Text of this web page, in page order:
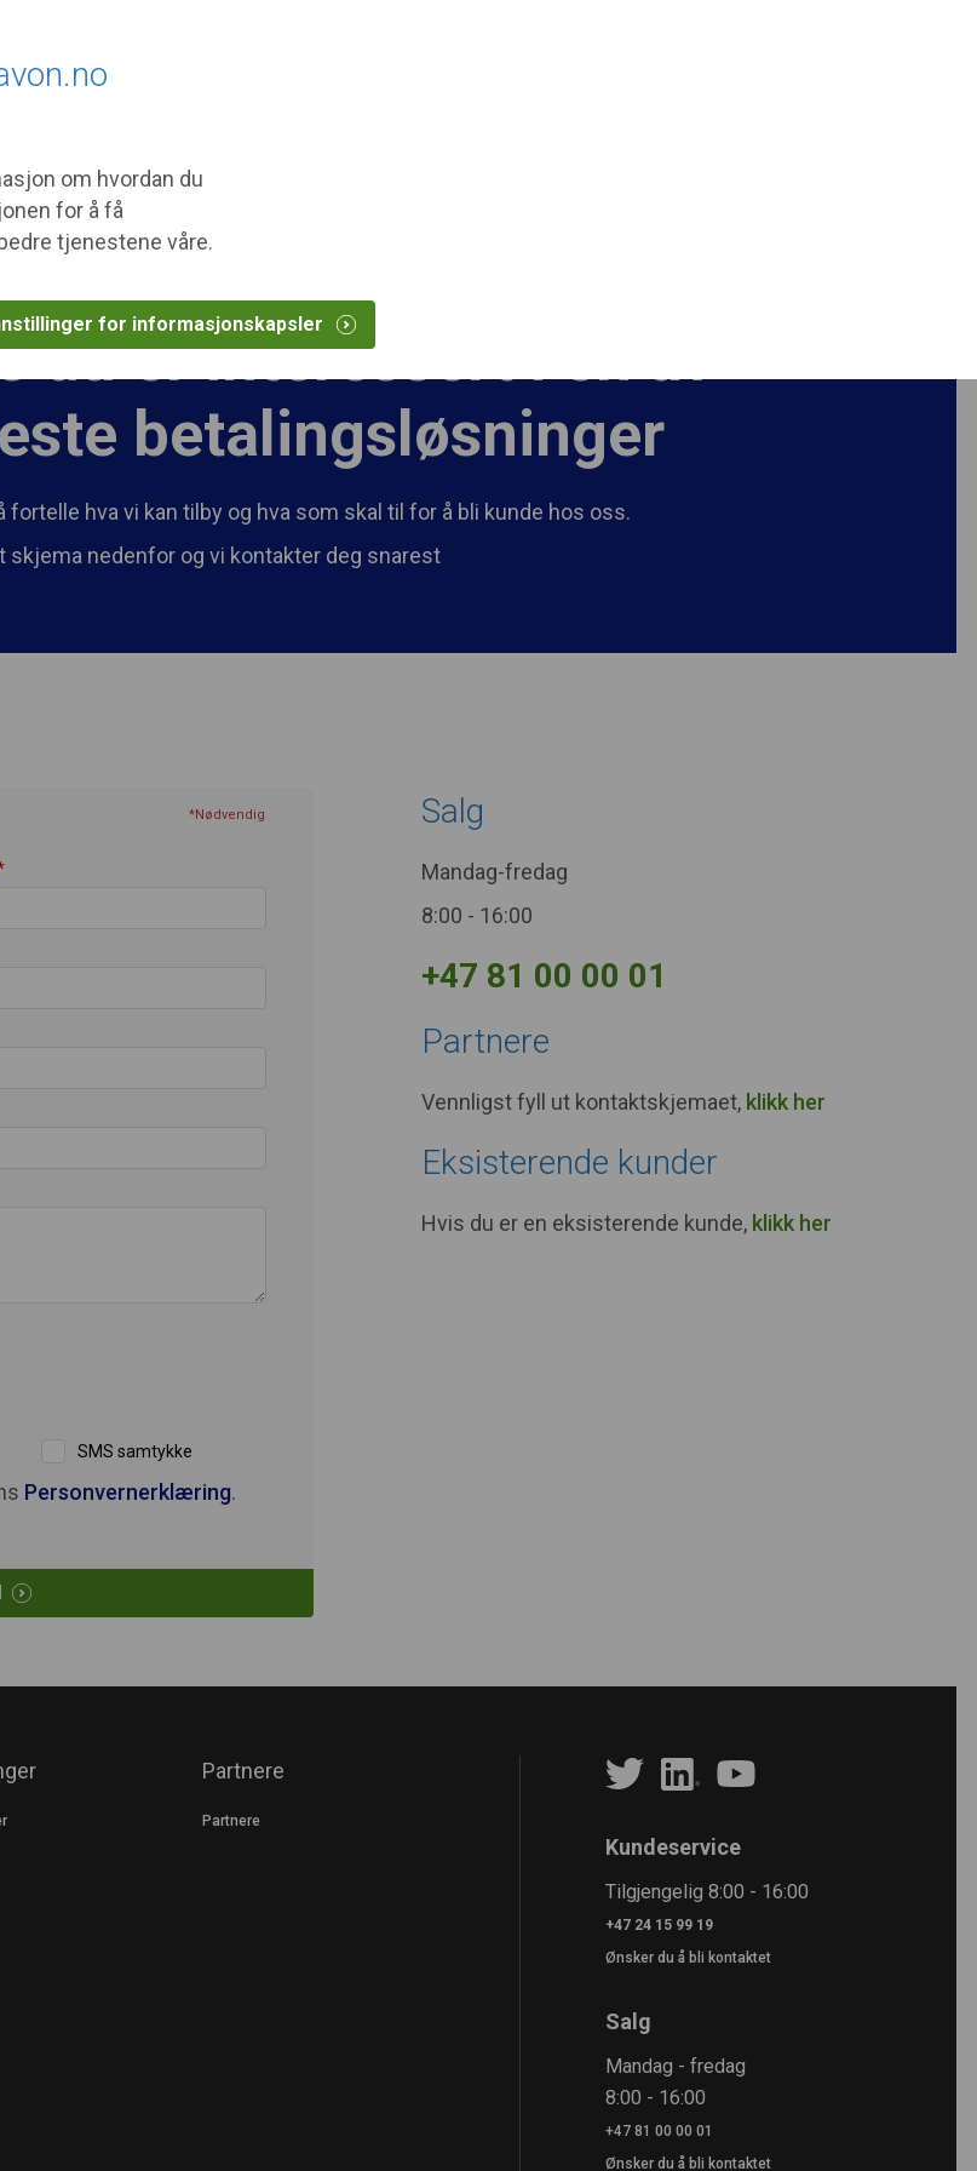
om hvordan du
for å få
tjenestene våre.
for informasjonskapsler
Om Elavon
du er interessert i en av
betalingsløsninger
hva vi kan tilby og hva som skal til for å bli kunde hos oss.
skjema nedenfor og vi kontakter deg snarest
*Nødvendig
SMS samtykke
Personvernerklæring.
Salg
Mandag-fredag
8:00 - 16:00
+47 81 00 00 01
Partnere
Vennligst fyll ut kontaktskjemaet, klikk her
Eksisterende kunder
Hvis du er en eksisterende kunde, klikk her
Partnere
Partnere
Kundeservice
Tilgjengelig 8:00 - 16:00
+47 24 15 99 19
Ønsker du å bli kontaktet
Salg
Mandag - fredag
8:00 - 16:00
+47 81 00 00 01
Ønsker du å bli kontaktet